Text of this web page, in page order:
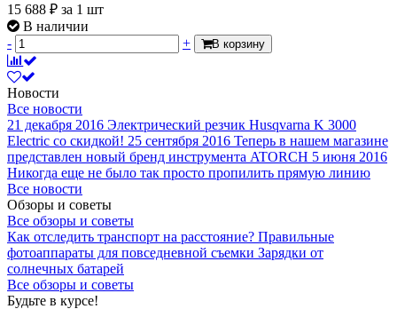
15 688 ₽ за 1 шт
В наличии
-
+ В корзину
Новости
Все новости
21 декабря 2016 Электрический резчик Husqvarna K 3000
Electric со скидкой! 25 сентября 2016 Теперь в нашем магазине
представлен новый бренд инструмента ATORCH 5 июня 2016
Никогда еще не было так просто пропилить прямую линию
Все новости
Обзоры и советы
Все обзоры и советы
Как отследить транспорт на расстояние? Правильные
фотоаппараты для повседневной съемки Зарядки от
солнечных батарей
Все обзоры и советы
Будьте в курсе!